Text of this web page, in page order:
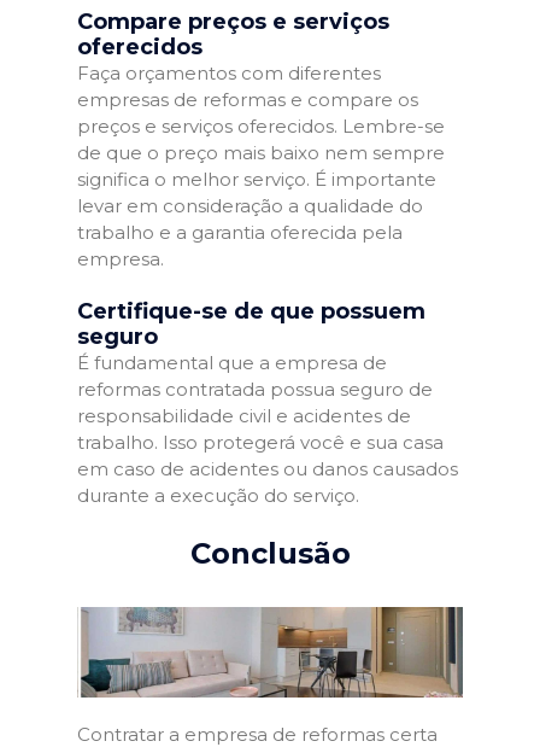
Compare preços e serviços
oferecidos
Faça orçamentos com diferentes
empresas de reformas e compare os
preços e serviços oferecidos. Lembre-se
de que o preço mais baixo nem sempre
significa o melhor serviço. É importante
levar em consideração a qualidade do
trabalho e a garantia oferecida pela
empresa.
Certifique-se de que possuem
seguro
É fundamental que a empresa de
reformas contratada possua seguro de
responsabilidade civil e acidentes de
trabalho. Isso protegerá você e sua casa
em caso de acidentes ou danos causados
durante a execução do serviço.
Conclusão
Contratar a empresa de reformas certa